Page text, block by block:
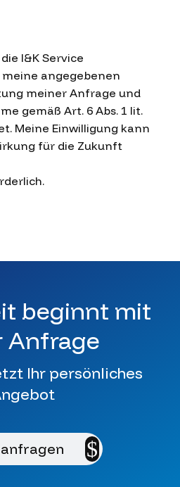
I&K Service
angegebenen
meiner Anfrage und
gemäß Art. 6 Abs. 1 lit.
Meine Einwilligung kann
für die Zukunft
beginnt mit
Anfrage
Ihr persönliches